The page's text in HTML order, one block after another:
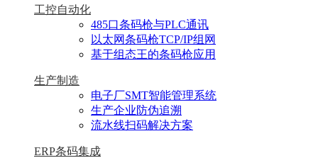
工控自动化
485口条码枪与PLC通讯
以太网条码枪TCP/IP组网
基于组态王的条码枪应用
生产制造
电子厂SMT智能管理系统
生产企业防伪追溯
流水线扫码解决方案
ERP条码集成